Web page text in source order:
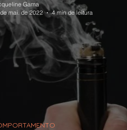
Gama
mai. de 2022
4 min de leitura